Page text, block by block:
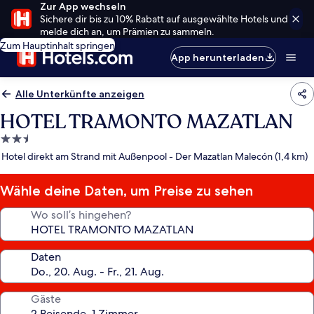
Zur App wechseln
Sichere dir bis zu 10% Rabatt auf ausgewählte Hotels und
melde dich an, um Prämien zu sammeln.
Zum Hauptinhalt springen
App herunterladen
Alle Unterkünfte anzeigen
HOTEL TRAMONTO MAZATLAN
2.5-
Sterne-
Hotel direkt am Strand mit Außenpool - Der Mazatlan Malecón (1,4 km)
Wähle deine Daten, um Preise zu sehen
Wo soll’s hingehen?
Daten
Gäste